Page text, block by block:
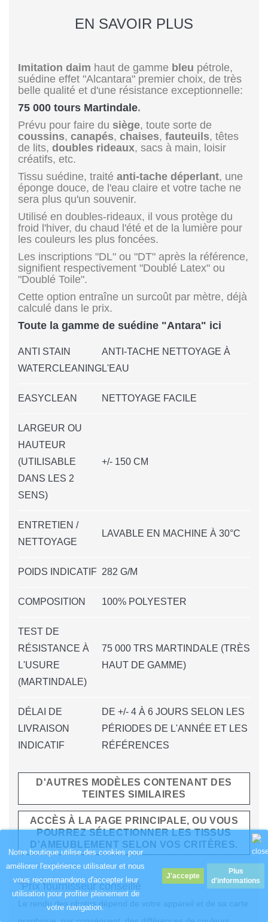
Notre boutique utilise des cookies pour
améliorer l'expérience utilisateur et nous
vous recommandons d'accepter leur
utilisation pour profiter pleinement de
votre navigation.
Plus
d'informations
EN SAVOIR PLUS
Imitation daim haut de gamme bleu pétrole,
suédine effet "Alcantara" premier choix, de très
belle qualité et d'une résistance exceptionnelle:
75 000 tours Martindale.
Prévu pour faire du siège, toute sorte de
coussins, canapés, chaises, fauteuils, têtes
de lits, doubles rideaux, sacs à main, loisir
créatifs, etc.
Tissu suédine, traité anti-tache déperlant, une
éponge douce, de l'eau claire et votre tache ne
sera plus qu'un souvenir.
Utilisé en doubles-rideaux, il vous protège du
froid l'hiver, du chaud l'été et de la lumière pour
les couleurs les plus foncées.
Les inscriptions "DL" ou "DT" après la référence,
signifient respectivement "Doublé Latex" ou
"Doublé Toile".
Cette option entraîne un surcoût par mètre, déjà
calculé dans le prix.
Toute la gamme de suédine "Antara" ici
ANTI STAIN
WATERCLEANING
ANTI-TACHE NETTOYAGE À
L'EAU
EASYCLEAN NETTOYAGE FACILE
LARGEUR OU
HAUTEUR
(UTILISABLE
DANS LES 2
SENS)
+/- 150 CM
ENTRETIEN /
NETTOYAGE
LAVABLE EN MACHINE À 30°C
POIDS INDICATIF 282 G/M
COMPOSITION 100% POLYESTER
TEST DE
RÉSISTANCE À
L'USURE
(MARTINDALE)
75 000 TRS MARTINDALE (TRÈS
HAUT DE GAMME)
DÉLAI DE
LIVRAISON
INDICATIF
DE +/- 4 À 6 JOURS SELON LES
PÉRIODES DE L'ANNÉE ET LES
RÉFÉRENCES
D'AUTRES MODÈLES CONTENANT DES
TEINTES SIMILAIRES
ACCÈS À LA PAGE PRINCIPALE, OU VOUS
POURREZ SÉLECTIONNER LES TISSUS
D'AMEUBLEMENT SELON VOS CRITÈRES.
*Prix fournisseur conseillé
Le rendu des photos dépend de votre appareil et de sa carte